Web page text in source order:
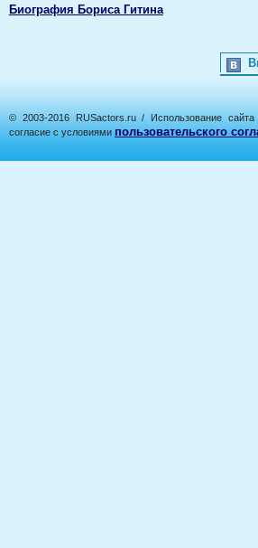
Биография Бориса Гитина
© 2003-2016 RUSactors.ru / Использование сайта
согласие с условиями пользовательского